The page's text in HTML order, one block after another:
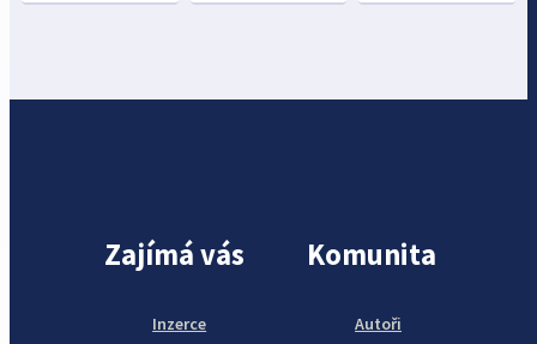
Zajímá vás
Inzerce
Komunita
Autoři